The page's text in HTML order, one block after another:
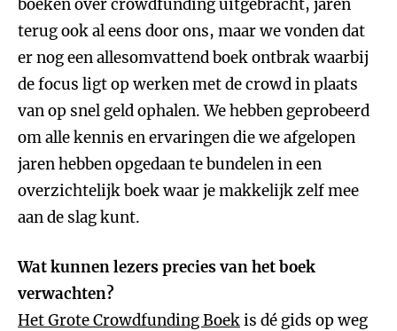
boeken over crowdfunding uitgebracht, jaren
terug ook al eens door ons, maar we vonden dat
er nog een allesomvattend boek ontbrak waarbij
de focus ligt op werken met de crowd in plaats
van op snel geld ophalen. We hebben geprobeerd
om alle kennis en ervaringen die we afgelopen
jaren hebben opgedaan te bundelen in een
overzichtelijk boek waar je makkelijk zelf mee
aan de slag kunt.
Wat kunnen lezers precies van het boek
verwachten?
Het Grote Crowdfunding Boekis dé gids op weg